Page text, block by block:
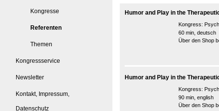
Kongresse
Referenten
Themen
Kongressservice
Newsletter
Kontakt, Impressum,
Datenschutz
Humor and Play in the
Kongress:
60 min, deutsch
Über den Shop
Humor and Play in the
Kongress:
90 min, english
Über den Shop